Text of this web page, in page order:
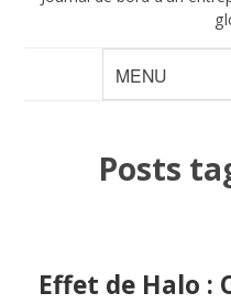
Posts
Effet de Halo :